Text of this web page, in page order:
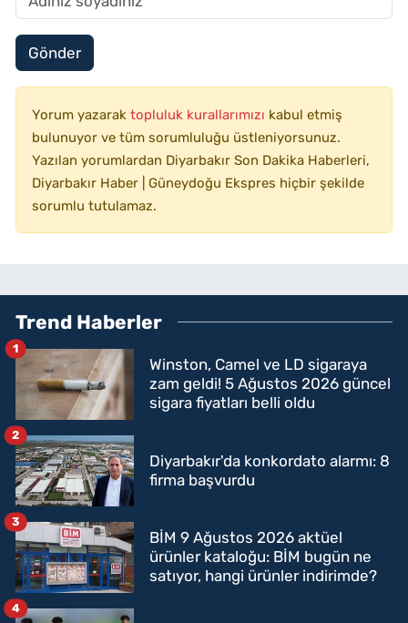
Gönder
Yorum yazarak topluluk kurallarımızı kabul etmiş
bulunuyor ve tüm sorumluluğu üstleniyorsunuz.
Yazılan yorumlardan Diyarbakır Son Dakika Haberleri,
Diyarbakır Haber | Güneydoğu Ekspres hiçbir şekilde
sorumlu tutulamaz.
Trend Haberler
Winston, Camel ve LD sigaraya
zam geldi! 5 Ağustos 2026 güncel
sigara fiyatları belli oldu
1
Diyarbakır'da konkordato alarmı: 8
firma başvurdu
2
BİM 9 Ağustos 2026 aktüel
ürünler kataloğu: BİM bugün ne
satıyor, hangi ürünler indirimde?
3
4